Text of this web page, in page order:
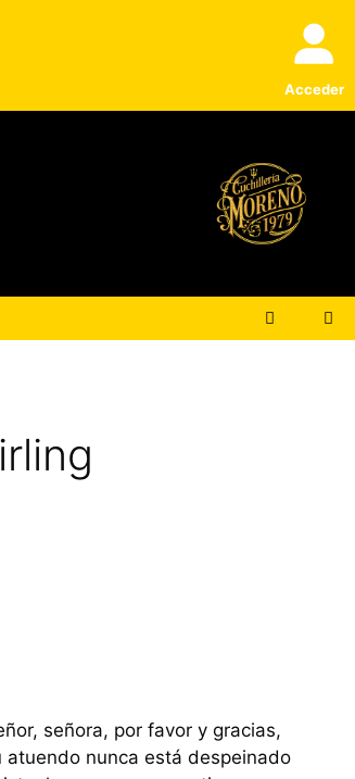
Acceder
señora, por favor y gracias,
atuendo nunca está despeinado